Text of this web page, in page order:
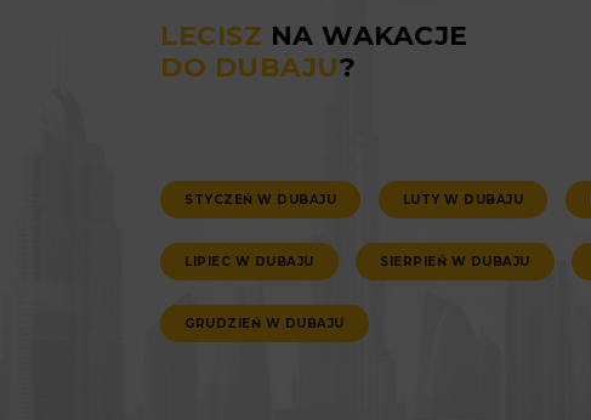
LECISZ NA WAKACJE
DO DUBAJU?
STYCZEŃ W DUBAJU LUTY W DUBAJU
LIPIEC W DUBAJU SIERPIEŃ W DUBAJU
GRUDZIEŃ W DUBAJU